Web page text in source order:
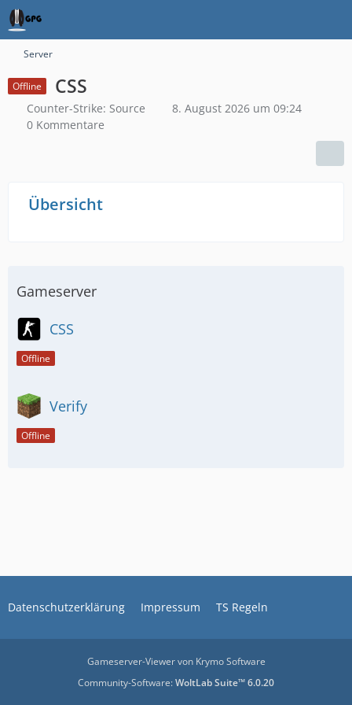
Server
Offline CSS
Counter-Strike: Source
8. August 2026 um 09:24
0 Kommentare
Übersicht
Gameserver
CSS
Offline
Verify
Offline
Datenschutzerklärung Impressum TS Regeln
Gameserver-Viewer von Krymo Software
Community-Software:WoltLab Suite™ 6.0.20